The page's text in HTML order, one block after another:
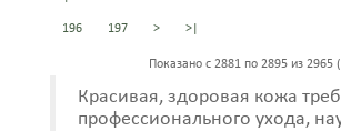
196 197 > >|
Показано с 2881 по 2895 из 2965
Красивая, здоровая кожа
профессионального ухода,